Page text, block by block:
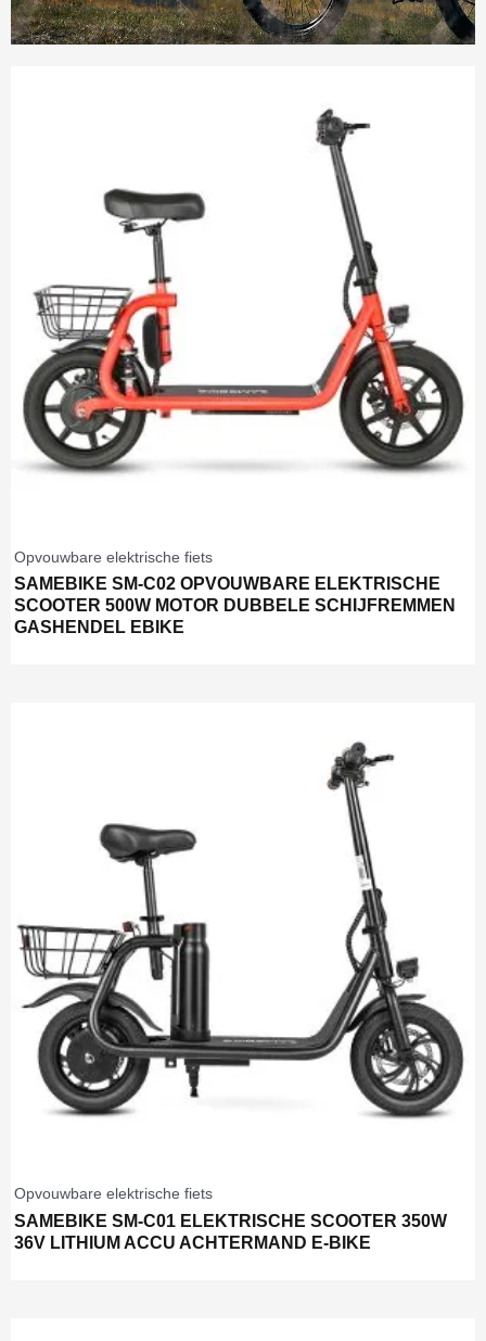
Opvouwbare elektrische fiets
SAMEBIKE SM-C02 OPVOUWBARE ELEKTRISCHE
SCOOTER 500W MOTOR DUBBELE SCHIJFREMMEN
GASHENDEL EBIKE
Opvouwbare elektrische fiets
SAMEBIKE SM-C01 ELEKTRISCHE SCOOTER 350W
36V LITHIUM ACCU ACHTERMAND E-BIKE